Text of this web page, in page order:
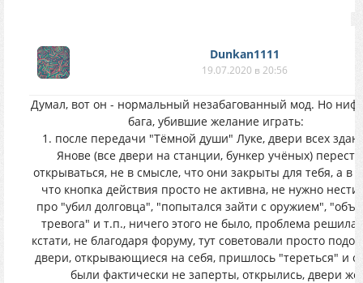
Dunkan1111
19.07.2020 в 20:56
Думал, вот он - нормальный незабагованный мод. Но
бага, убившие желание играть:
1. после передачи "Тёмной души" Луке, двери всех
Янове (все двери на станции, бункер учёных)
открываться, не в смысле, что они закрыты для тебя, а в
что кнопка действия просто не активна, не нужно
про "убил долговца", "попытался зайти с оружием",
тревога" и т.п., ничего этого не было, проблема
кстати, не благодаря форуму, тут советовали просто
двери, открывающиеся на себя, пришлось "тереться" и
были фактически не заперты, открылись, двери же,